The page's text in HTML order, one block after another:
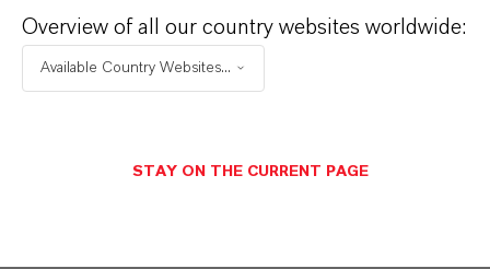
ist.
IM MITTELPUNKT STEHEN SIE: UNSERE
11 Gründe, warum LANXESS der richtige
Overview of all our country websites worldwide:
Available Country Websites...
STAY ON THE CURRENT PAGE